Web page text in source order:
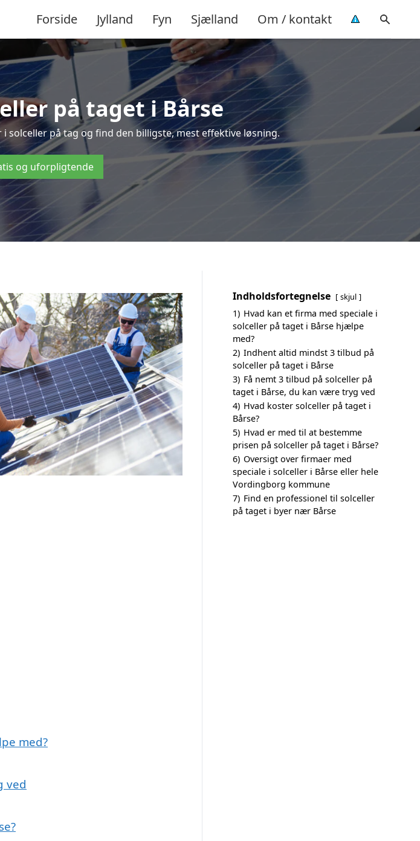
Forside Jylland Fyn Sjælland Om / kontakt
på taget i Bårse
solceller på tag og find den billigste, mest effektive løsning.
og uforpligtende
med?
ved
Indholdsfortegnelse skjul
1) Hvad kan et firma med speciale i
solceller på taget i Bårse hjælpe
med?
2) Indhent altid mindst 3 tilbud på
solceller på taget i Bårse
3) Få nemt 3 tilbud på solceller på
taget i Bårse, du kan være tryg ved
4) Hvad koster solceller på taget i
Bårse?
5) Hvad er med til at bestemme
prisen på solceller på taget i Bårse?
6) Oversigt over firmaer med
speciale i solceller i Bårse eller hele
Vordingborg kommune
7) Find en professionel til solceller
på taget i byer nær Bårse